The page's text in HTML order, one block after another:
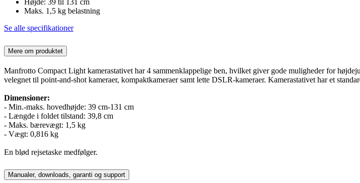
Maks. 1,5 kg belastning
Se alle specifikationer
Mere om produktet
Manfrotto Compact Light kamerastativet har 4 sammenklappelige ben, hvilket giver gode muligheder for
velegnet til point-and-shot kameraer, kompaktkameraer samt lette DSLR-kameraer. Kamerastativet har et
Dimensioner:
- Min.-maks. hovedhøjde: 39 cm-131 cm
- Længde i foldet tilstand: 39,8 cm
- Maks. bærevægt: 1,5 kg
- Vægt: 0,816 kg
En blød rejsetaske medfølger.
Manualer, downloads, garanti og support